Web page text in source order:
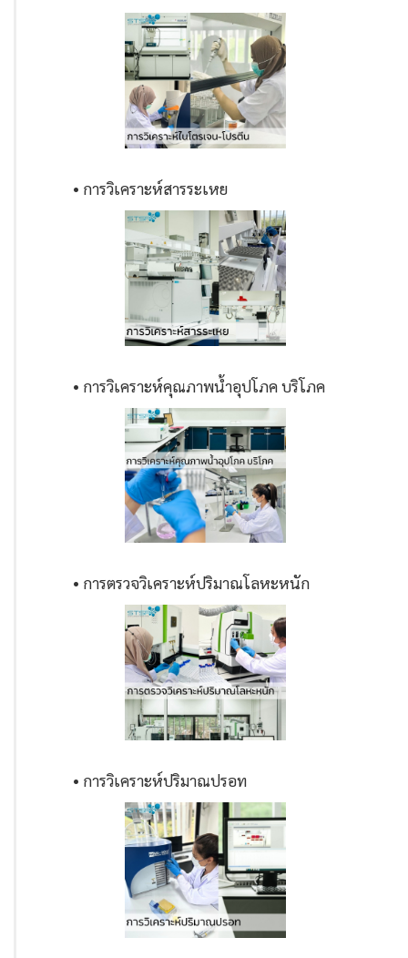
• การวิเคราะห์สารระเหย
• การวิเคราะห์คุณภาพน้ำอุปโภค บริโภค
• การตรวจวิเคราะห์ปริมาณโลหะหนัก
• การวิเคราะห์ปริมาณปรอท